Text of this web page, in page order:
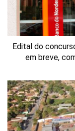
Edital do
em breve,